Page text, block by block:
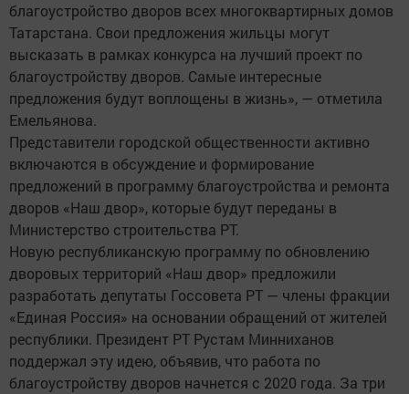
благоустройство дворов всех многоквартирных домов
Татарстана. Свои предложения жильцы могут
высказать в рамках конкурса на лучший проект по
благоустройству дворов. Самые интересные
предложения будут воплощены в жизнь», — отметила
Емельянова.
Представители городской общественности активно
включаются в обсуждение и формирование
предложений в программу благоустройства и ремонта
дворов «Наш двор», которые будут переданы в
Министерство строительства РТ.
Новую республиканскую программу по обновлению
дворовых территорий «Наш двор» предложили
разработать депутаты Госсовета РТ — члены фракции
«Единая Россия» на основании обращений от жителей
республики. Президент РТ Рустам Минниханов
поддержал эту идею, объявив, что работа по
благоустройству дворов начнется с 2020 года. За три